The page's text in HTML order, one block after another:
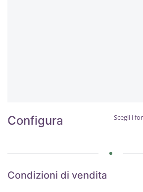
Configura Scegli i
Condizioni di vendita